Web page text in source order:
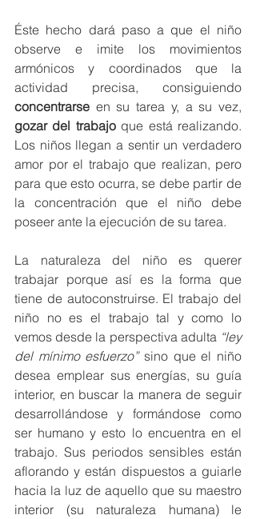
Éste hecho dará paso a que el niño
observe e imite los movimientos
armónicos y coordinados que la
concentrarse
gozar del trabajo que está realizando.
Los niños llegan a sentir un verdadero
amor por el trabajo que realizan, pero
para que esto ocurra, se debe partir de
la concentración que el niño debe
poseer ante la ejecución de su tarea.
La naturaleza del niño es querer
trabajar porque así es la forma que
tiene de autoconstruirse. El trabajo del
niño no es el trabajo tal y como lo
vemos desde la perspectiva adulta “ley
del mínimo esfuerzo” sino que el niño
desea emplear sus energías, su guía
interior, en buscar la manera de seguir
desarrollándose y formándose como
ser humano y esto lo encuentra en el
trabajo. Sus periodos sensibles están
aflorando y están dispuestos a guiarle
hacia la luz de aquello que su maestro
interior (su naturaleza humana) le